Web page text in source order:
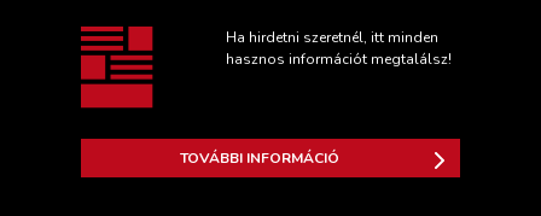
Ha hirdetni szeretnél, itt minden
hasznos információt megtalálsz!
TOVÁBBI INFORMÁCIÓ